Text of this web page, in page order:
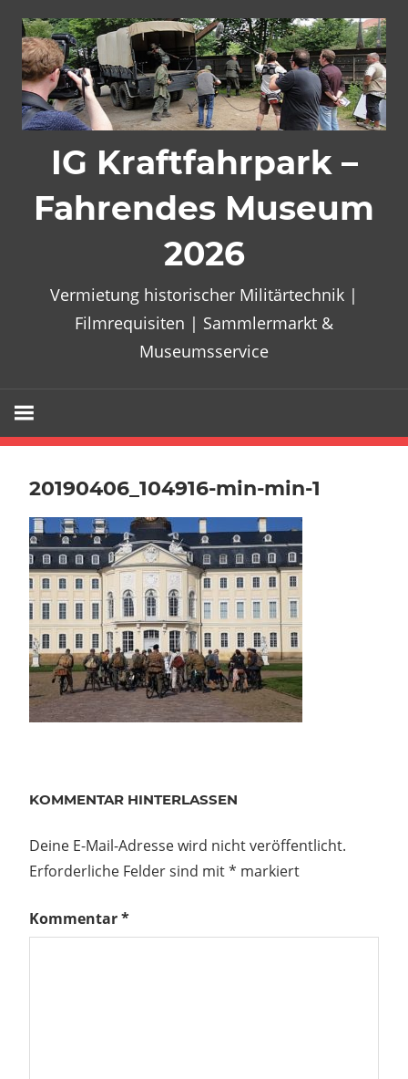
Inhalt
springen
IG Kraftfahrpark –
Fahrendes Museum
2026
Vermietung historischer Militärtechnik |
Filmrequisiten | Sammlermarkt &
Museumsservice
20190406_104916-min-min-1
KOMMENTAR HINTERLASSEN
Deine E-Mail-Adresse wird nicht veröffentlicht.
Erforderliche Felder sind mit* markiert
Kommentar*